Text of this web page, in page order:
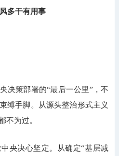
多干有用事
策部署的“最后一公里”，不
缚手脚。从源头整治形式主义
不为过。
决心坚定。从确定“基层减